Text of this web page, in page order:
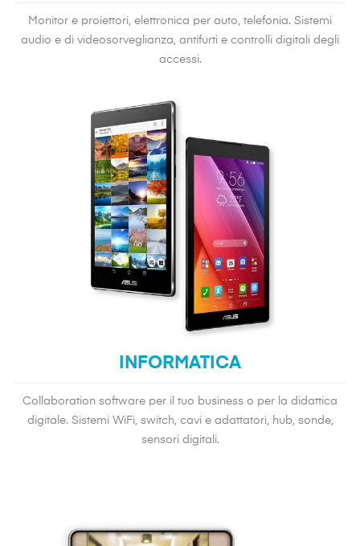
Monitor e proiettori, elettronica per auto, telefonia. Sistemi
audio e di videosorveglianza, antifurti e controlli digitali degli
accessi.
INFORMATICA
Collaboration software per il tuo business o per la didattica
digitale. Sistemi WiFi, switch, cavi e adattatori, hub, sonde,
sensori digitali.